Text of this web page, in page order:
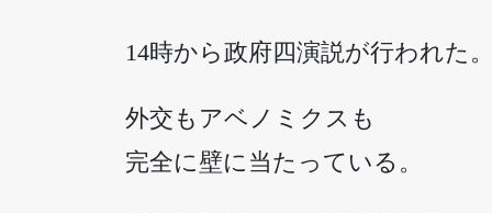
14時から政府四演説が行われた。
外交もアベノミクスも
完全に壁に当たっている。